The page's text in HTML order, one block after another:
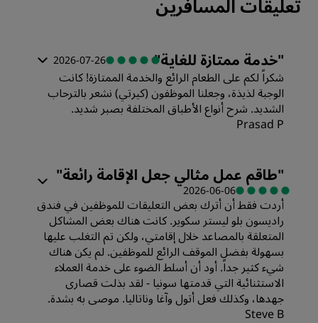
تعليقات المسافرين
"خدمة ممتازة للغاية"
2026-07-26
شكراً لكم على الطعام الرائع والخدمة الممتازة! كانت
الوجبة لذيذة، وجعلنا الموظفون (كيرتي) نشعر بالترحاب
الشديد. شرح أنواع الأطباق المختلفة بصبر شديد.
Prasad P
"طاقم عمل مثالي جعل الإقامة رائعة"
2026-06-06
أردت فقط أن أترك بعض التعليقات للموظفين في فندق
راديسون بلو ليستر سكوير. كانت هناك بعض المشاكل
المتعلقة بالمصاعد خلال إقامتي، ولكن تم التغلب عليها
بسهولة بفضل الموقف الرائع للموظفين. لم يكن هناك
شيء كثير جداً. أود أن أسلط الضوء على خدمة العملاء
الاستثنائية التي قدمتها سونيا - لقد بذلت قصارى
جهدها، وكذلك فعل أتول وآغا وناتاليا. موصى به بشدة.
Steve B